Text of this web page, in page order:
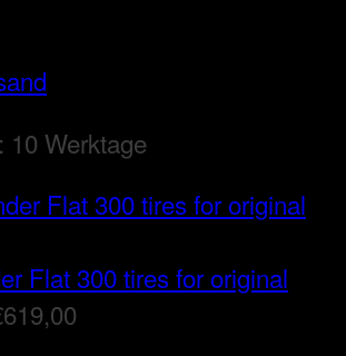
10 Werktage
Flat 300 tires for original
619,00